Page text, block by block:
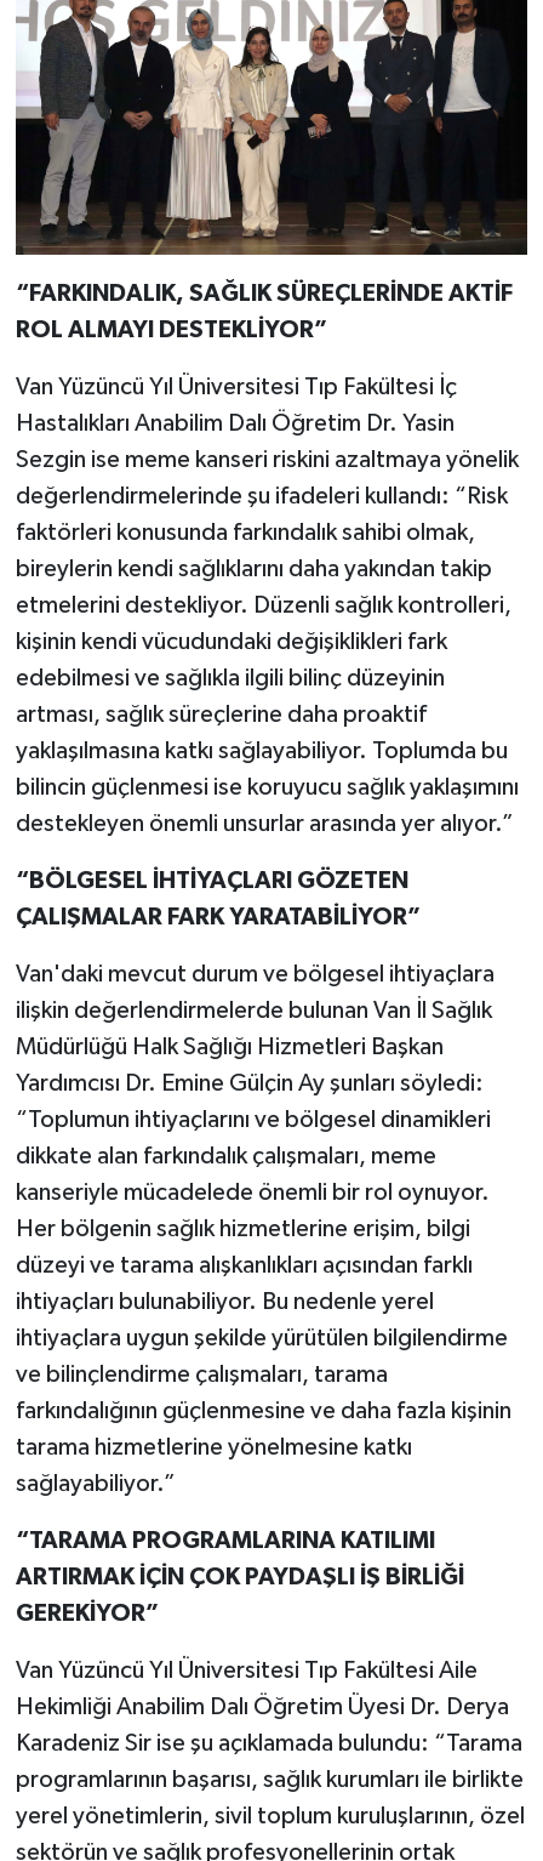
“FARKINDALIK, SAĞLIK SÜREÇLERİNDE AKTİF
ROL ALMAYI DESTEKLİYOR”
Van Yüzüncü Yıl Üniversitesi Tıp Fakültesi İç
Hastalıkları Anabilim Dalı Öğretim Dr. Yasin
Sezgin ise meme kanseri riskini azaltmaya yönelik
değerlendirmelerinde şu ifadeleri kullandı: “Risk
faktörleri konusunda farkındalık sahibi olmak,
bireylerin kendi sağlıklarını daha yakından takip
etmelerini destekliyor. Düzenli sağlık kontrolleri,
kişinin kendi vücudundaki değişiklikleri fark
edebilmesi ve sağlıkla ilgili bilinç düzeyinin
artması, sağlık süreçlerine daha proaktif
yaklaşılmasına katkı sağlayabiliyor. Toplumda bu
bilincin güçlenmesi ise koruyucu sağlık yaklaşımını
destekleyen önemli unsurlar arasında yer alıyor.”
“BÖLGESEL İHTİYAÇLARI GÖZETEN
ÇALIŞMALAR FARK YARATABİLİYOR”
Van'daki mevcut durum ve bölgesel ihtiyaçlara
ilişkin değerlendirmelerde bulunan Van İl Sağlık
Müdürlüğü Halk Sağlığı Hizmetleri Başkan
Yardımcısı Dr. Emine Gülçin Ay şunları söyledi:
“Toplumun ihtiyaçlarını ve bölgesel dinamikleri
dikkate alan farkındalık çalışmaları, meme
kanseriyle mücadelede önemli bir rol oynuyor.
Her bölgenin sağlık hizmetlerine erişim, bilgi
düzeyi ve tarama alışkanlıkları açısından farklı
ihtiyaçları bulunabiliyor. Bu nedenle yerel
ihtiyaçlara uygun şekilde yürütülen bilgilendirme
ve bilinçlendirme çalışmaları, tarama
farkındalığının güçlenmesine ve daha fazla kişinin
tarama hizmetlerine yönelmesine katkı
sağlayabiliyor.”
“TARAMA PROGRAMLARINA KATILIMI
ARTIRMAK İÇİN ÇOK PAYDAŞLI İŞ BİRLİĞİ
GEREKİYOR”
Van Yüzüncü Yıl Üniversitesi Tıp Fakültesi Aile
Hekimliği Anabilim Dalı Öğretim Üyesi Dr. Derya
Karadeniz Sir ise şu açıklamada bulundu: “Tarama
programlarının başarısı, sağlık kurumları ile birlikte
yerel yönetimlerin, sivil toplum kuruluşlarının, özel
sektörün ve sağlık profesyonellerinin ortak